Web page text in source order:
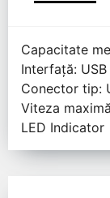
Capacitate
Interfață:
Conector tip:
Viteza
LED Indicator